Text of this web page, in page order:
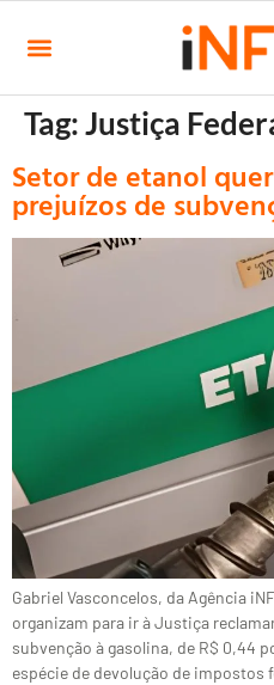
Tag:Justiça
Setor de etanol
prejuízos de
Gabriel Vasconcelos, da Agência
organizam para ir à Justiça
subvenção à gasolina, de R$ 0,44
espécie de devolução de impostos